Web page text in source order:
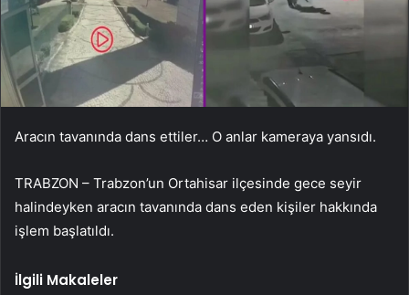
Aracın tavanında dans ettiler… O anlar kameraya yansıdı.
TRABZON – Trabzon’un Ortahisar ilçesinde gece seyir
halindeyken aracın tavanında dans eden kişiler hakkında
işlem başlatıldı.
İlgili Makaleler